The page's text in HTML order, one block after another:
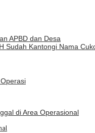
APBD dan Desa
Sudah Kantongi Nama